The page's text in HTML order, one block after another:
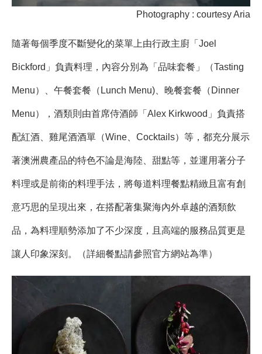
Photography : courtesy Aria
隨著每個季度不斷變化的菜單上由行政主廚「Joel
Bickford」負責料理，內容分別為「品味套餐」（Tasting
Menu）、午餐套餐（Lunch Menu)、晚餐套餐（Dinner
Menu），酒類則由首席侍酒師「Alex Kirkwood」負責搭
配紅酒、雞尾酒酒單（Wine、Cocktails）等，都充分展示
著澳洲農產品的特色不論是海陸、甜點等，並運用著分子
料理或是前衛的料理手法，將每道料理餐點精緻且富有創
意巧思的呈現出來，在搭配著集聚海內外卓越的酒類飲
品，為料理順勢添加了不少深度，且高端的服務品質更是
讓人印象深刻。（詳細餐點請參照官方網站為準）